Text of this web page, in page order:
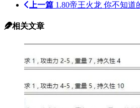
上一篇 1.80帝王火龙 你不知道
相关文章